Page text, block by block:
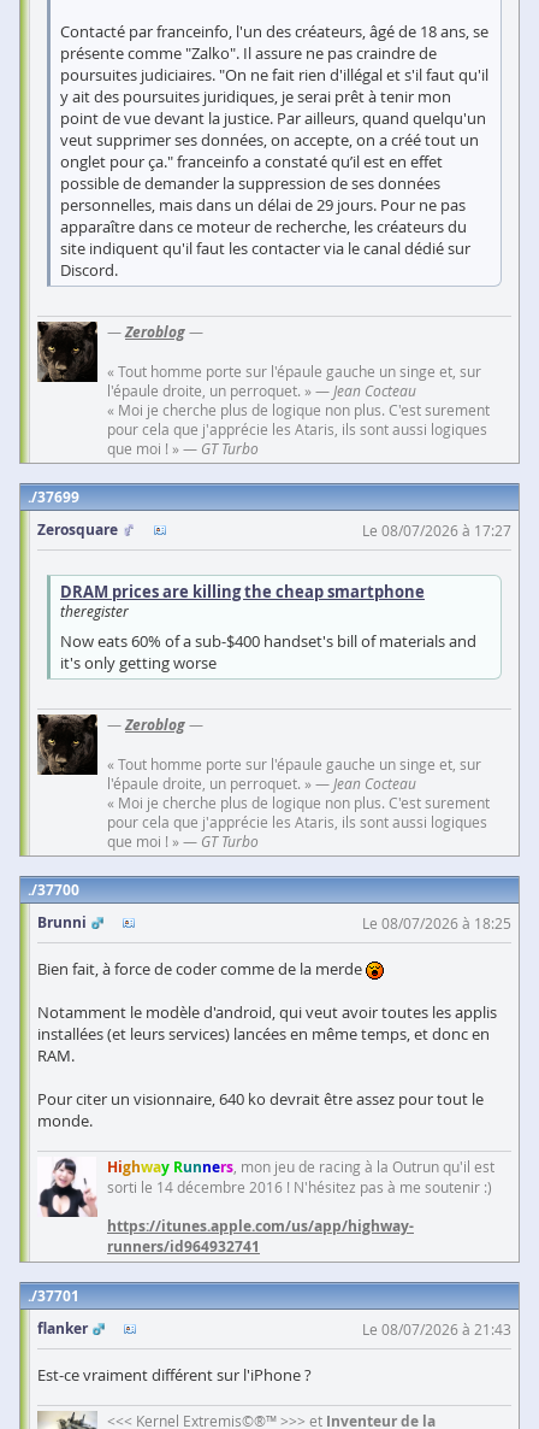
Contacté par franceinfo, l'un des créateurs, âgé de 18 ans, se
présente comme "Zalko". Il assure ne pas craindre de
poursuites judiciaires. "On ne fait rien d'illégal et s'il faut qu'il
y ait des poursuites juridiques, je serai prêt à tenir mon
point de vue devant la justice. Par ailleurs, quand quelqu'un
veut supprimer ses données, on accepte, on a créé tout un
onglet pour ça." franceinfo a constaté qu’il est en effet
possible de demander la suppression de ses données
personnelles, mais dans un délai de 29 jours. Pour ne pas
apparaître dans ce moteur de recherche, les créateurs du
site indiquent qu'il faut les contacter via le canal dédié sur
Discord.
—Zeroblog—
« Tout homme porte sur l'épaule gauche un singe et, sur
l'épaule droite, un perroquet. » — Jean Cocteau
« Moi je cherche plus de logique non plus. C'est surement
pour cela que j'apprécie les Ataris, ils sont aussi logiques
que moi ! » — GT Turbo
37699
Zerosquare
Le 08/07/2026 à 17:27
DRAM prices are killing the cheap smartphone
theregister
Now eats 60% of a sub-$400 handset's bill of materials and
it's only getting worse
—Zeroblog—
« Tout homme porte sur l'épaule gauche un singe et, sur
l'épaule droite, un perroquet. » — Jean Cocteau
« Moi je cherche plus de logique non plus. C'est surement
pour cela que j'apprécie les Ataris, ils sont aussi logiques
que moi ! » — GT Turbo
37700
Brunni
Le 08/07/2026 à 18:25
Bien fait, à force de coder comme de la merde
Notamment le modèle d'android, qui veut avoir toutes les applis
installées (et leurs services) lancées en même temps, et donc en
RAM.
Pour citer un visionnaire, 640 ko devrait être assez pour tout le
monde.
Highway Runners , mon jeu de racing à la Outrun qu'il est
sorti le 14 décembre 2016 ! N'hésitez pas à me soutenir :)
https://itunes.apple.com/us/app/highway-
runners/id964932741
37701
flanker
Le 08/07/2026 à 21:43
Est-ce vraiment différent sur l'iPhone ?
<<< Kernel Extremis©®™ >>> et Inventeur de la